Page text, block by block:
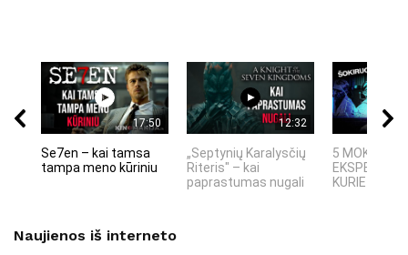
17:50
Se7en – kai tamsa
tampa meno kūriniu
12:32
„Septynių Karalysčių
Riteris" – kai
paprastumas nugali
5 MOKSLINIAI
KURIE
Naujienos iš interneto